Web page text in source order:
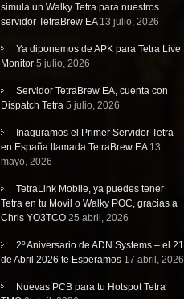
simula un Walky Tetra para nuestros
servidor TetraBrew EA 13 julio, 2026
Ya diponemos de APK para Tetra Live
Monitor 5 julio, 2026
Servidor TetraBrew EA, cuenta con
Dispatch Tetra 5 julio, 2026
Inaguramos el Primer Servidor Tetra
en España llamada TetraBrew EA 13
mayo, 2026
TetraLink Mobile, ya puedes tener
Tetra en tu Movil o Walky POC, gracias a
Chris YO3TCO 25 abril, 2026
2º Aniversario de ADN Systems – el 21
de Abril 2026 te Esperamos 17 abril, 2026
Nuevas PCB para tu Hotspot Tetra